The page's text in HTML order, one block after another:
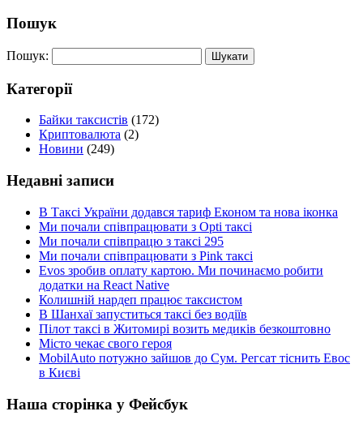
Пошук
Пошук:
Категорії
Байки таксистів (172)
Криптовалюта (2)
Новини (249)
Недавні записи
В Таксі України додався тариф Економ та нова іконка
Ми почали співпрацювати з Opti таксі
Ми почали співпрацю з таксі 295
Ми почали співпрацювати з Pink таксі
Evos зробив оплату картою. Ми починаємо робити
додатки на React Native
Колишній нардеп працює таксистом
В Шанхаї запуститься таксі без водіїв
Пілот таксі в Житомирі возить медиків безкоштовно
Місто чекає свого героя
MobilAuto потужно зайшов до Сум. Регсат тіснить Евос
в Києві
Наша сторінка у Фейсбук